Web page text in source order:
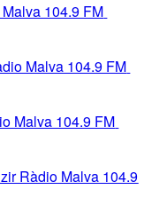
104.9 FM
Malva 104.9 FM
Malva 104.9 FM
Ràdio Malva 104.9